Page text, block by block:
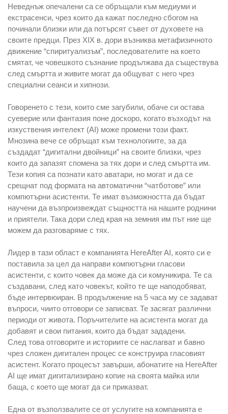
Неведнъж опечалени са се обръщали към медиуми и
екстрасенси, чрез които да кажат последно сбогом на
починали близки или да потърсят съвет от духовете на
своите предци. През XIX в. дори възниква метафизичното
движение “спиритуализъм”, последователите на което
смятат, че човешкото съзнание продължава да съществува
след смъртта и живите могат да общуват с него чрез
специални сеанси и хипнози.
Говоренето с тези, които сме загубили, обаче си остава
суеверие или фантазия поне доскоро, когато възходът на
изкуствения интелект (AI) може промени този факт.
Мнозина вече се обръщат към технологиите, за да
създадат “дигитални двойници” на своите близки, чрез
които да запазят спомена за тях дори и след смъртта им.
Тези копия са познати като аватари, но могат и да се
срещнат под формата на автоматични “чатботове” или
компютърни асистенти. Те имат възможността да бъдат
научени да възпроизвеждат същността на нашите роднини
и приятели. Така дори след края на земния им път ние ще
можем да разговаряме с тях.
Лидер в тази област е компанията HereAfter AI, която си е
поставила за цел да направи компютърни гласови
асистенти, с които човек да може да си комуникира. Те са
създавани, след като човекът, който те ще наподобяват,
бъде интервюиран. В продължение на 5 часа му се задават
въпроси, чиито отговори се записват. Те засягат различни
периоди от живота. Поръчителите на асистента могат да
добавят и свои питания, които да бъдат зададени.
След това отговорите и историите се наслагват и бавно
чрез сложен дигитален процес се конструира гласовият
асистент. Когато процесът завърши, абонатите на HereAfter
AI ще имат дигитализирано копие на своята майка или
баща, с което ще могат да си приказват.
Една от възползвалите се от услугите на компанията е